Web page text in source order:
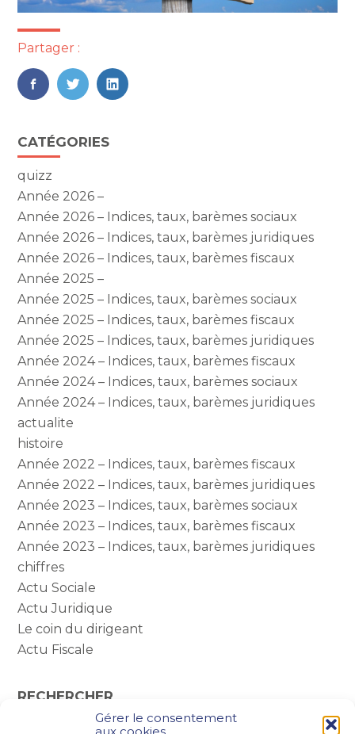
Gérer le consentement
Partager :
FaceBook
TwitterLinkedIn
Blog
sidebar
CATÉGORIES
quizz
Année 2026 –
Année 2026 – Indices, taux, barèmes sociaux
Année 2026 – Indices, taux, barèmes juridiques
Année 2026 – Indices, taux, barèmes fiscaux
Année 2025 –
Année 2025 – Indices, taux, barèmes sociaux
Année 2025 – Indices, taux, barèmes fiscaux
Année 2025 – Indices, taux, barèmes juridiques
Année 2024 – Indices, taux, barèmes fiscaux
Année 2024 – Indices, taux, barèmes sociaux
Année 2024 – Indices, taux, barèmes juridiques
actualite
histoire
Année 2022 – Indices, taux, barèmes fiscaux
Année 2022 – Indices, taux, barèmes juridiques
Année 2023 – Indices, taux, barèmes sociaux
Année 2023 – Indices, taux, barèmes fiscaux
Année 2023 – Indices, taux, barèmes juridiques
chiffres
Actu Sociale
Actu Juridique
Le coin du dirigeant
Actu Fiscale
RECHERCHER
Rechercher :